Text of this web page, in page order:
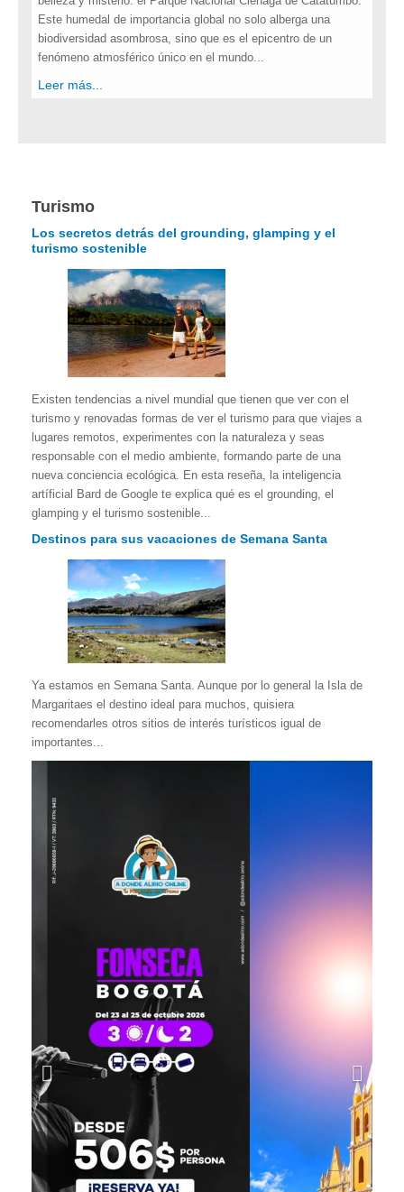
Este humedal de importancia global no solo alberga una
biodiversidad asombrosa, sino que es el epicentro de un
fenómeno atmosférico único en el mundo...
Leer más...
Turismo
Los secretos detrás del grounding, glamping y el
turismo sostenible
Existen tendencias a nivel mundial que tienen que ver con el
turismo y renovadas formas de ver el turismo para que viajes a
lugares remotos, experimentes con la naturaleza y seas
responsable con el medio ambiente, formando parte de una
nueva conciencia ecológica. En esta reseña, la inteligencia
artíficial Bard de Google te explica qué es el grounding, el
glamping y el turismo sostenible...
Destinos para sus vacaciones de Semana Santa
Ya estamos en Semana Santa. Aunque por lo general la Isla de
Margaritaes el destino ideal para muchos, quisiera
recomendarles otros sitios de interés turísticos igual de
importantes...